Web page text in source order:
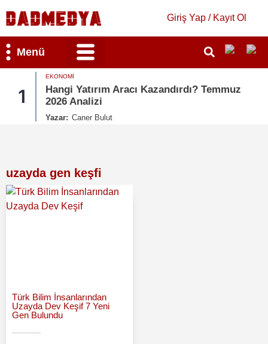
Giriş Yap / Kayıt Ol
Menü
1
EKONOMI
Hangi Yatırım Aracı Kazandırdı? Temmuz
2026 Analizi
Yazar: Caner Bulut
uzayda gen keşfi
Türk Bilim İnsanlarından
Uzayda Dev Keşif 7 Yeni
Gen Bulundu